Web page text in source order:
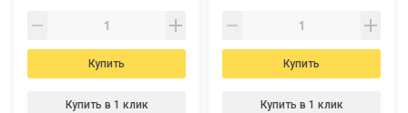
Купить
Купить в 1 клик
Купить
Купить в 1 клик